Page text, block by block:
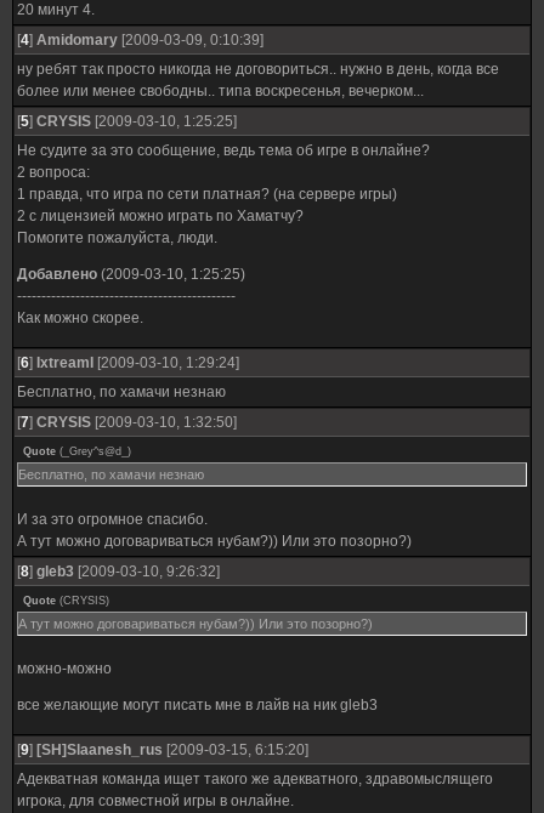
20 минут 4.
[4] Amidomary [2009-03-09, 0:10:39]
ну ребят так просто никогда не договориться.. нужно в день, когда все
более или менее свободны.. типа воскресенья, вечерком...
[5] CRYSIS [2009-03-10, 1:25:25]
Не судите за это сообщение, ведь тема об игре в онлайне?
2 вопроса:
1 правда, что игра по сети платная? (на сервере игры)
2 с лицензией можно играть по Хаматчу?
Помогите пожалуйста, люди.
Добавлено (2009-03-10, 1:25:25)
---------------------------------------------
Как можно скорее.
[6] IxtreamI
[2009-03-10, 1:29:24]
Бесплатно, по хамачи незнаю
[7] CRYSIS [2009-03-10, 1:32:50]
Quote ( _Grey^s@d_ )
Бесплатно, по хамачи незнаю
И за это огромное спасибо.
А тут можно договариваться нубам?)) Или это позорно?)
[8] gleb3 [2009-03-10, 9:26:32]
Quote (CRYSIS)
А тут можно договариваться нубам?)) Или это позорно?)
можно-можно
все желающие могут писать мне в лайв на ник gleb3
[9] [SH]Slaanesh_rus [2009-03-15, 6:15:20]
Адекватная команда ищет такого же адекватного, здравомыслящего
игрока, для совместной игры в онлайне.